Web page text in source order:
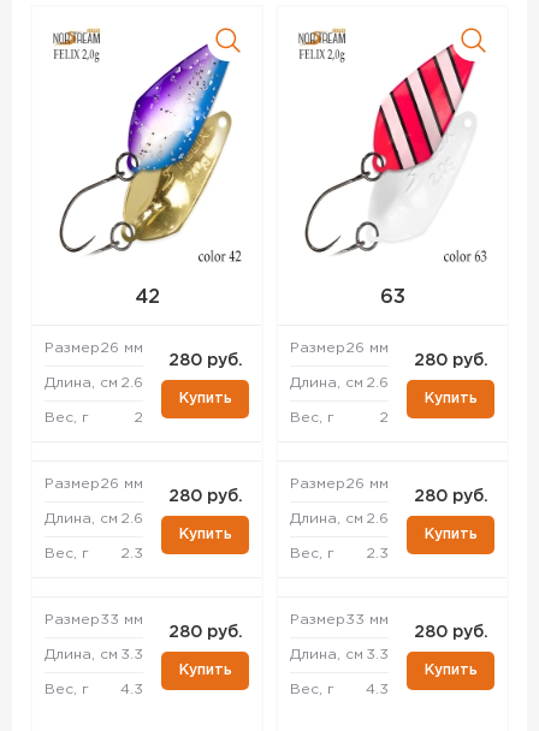
42
Размер26 мм
Длина, см 2.6
Вес, г 2
280 руб.
Купить
Размер26 мм
Длина, см 2.6
Вес, г 2.3
280 руб.
Купить
Размер33 мм
Длина, см 3.3
Вес, г 4.3
280 руб.
Купить
63
Размер26 мм
Длина, см 2.6
Вес, г 2
280 руб.
Купить
Размер26 мм
Длина, см 2.6
Вес, г 2.3
280 руб.
Купить
Размер33 мм
Длина, см 3.3
Вес, г 4.3
280 руб.
Купить